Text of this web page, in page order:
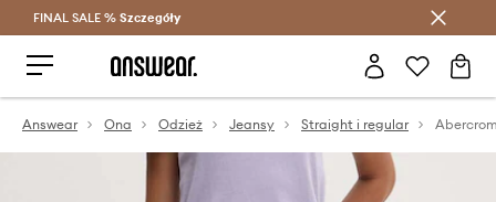
Oszczędzaj z Answear Club >
FINAL SALE % Szczegóły
Answear Ona Odzież Jeansy Straight i regular